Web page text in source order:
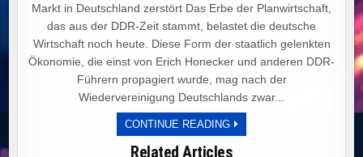
Markt in Deutschland zerstört Das Erbe der Planwirtschaft,
das aus der DDR-Zeit stammt, belastet die deutsche
Wirtschaft noch heute. Diese Form der staatlich gelenkten
Ökonomie, die einst von Erich Honecker und anderen DDR-
Führern propagiert wurde, mag nach der
Wiedervereinigung Deutschlands zwar...
CONTINUE READINGPLANWIRTSCHAFT
UND
Related Articles